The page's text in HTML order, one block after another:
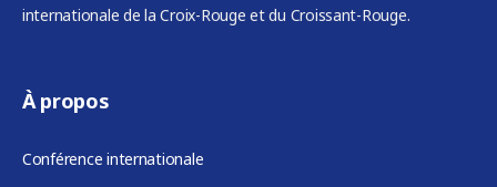
internationale de la Croix-Rouge et du Croissant-Rouge.
À propos
Conférence internationale